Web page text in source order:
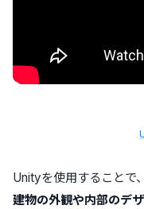
Unityを使用することで、
建物の外観や内部のデ